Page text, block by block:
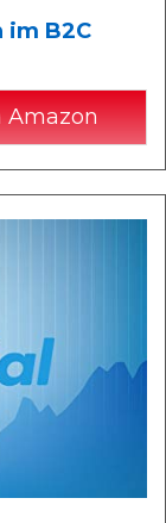
im B2C
Amazon